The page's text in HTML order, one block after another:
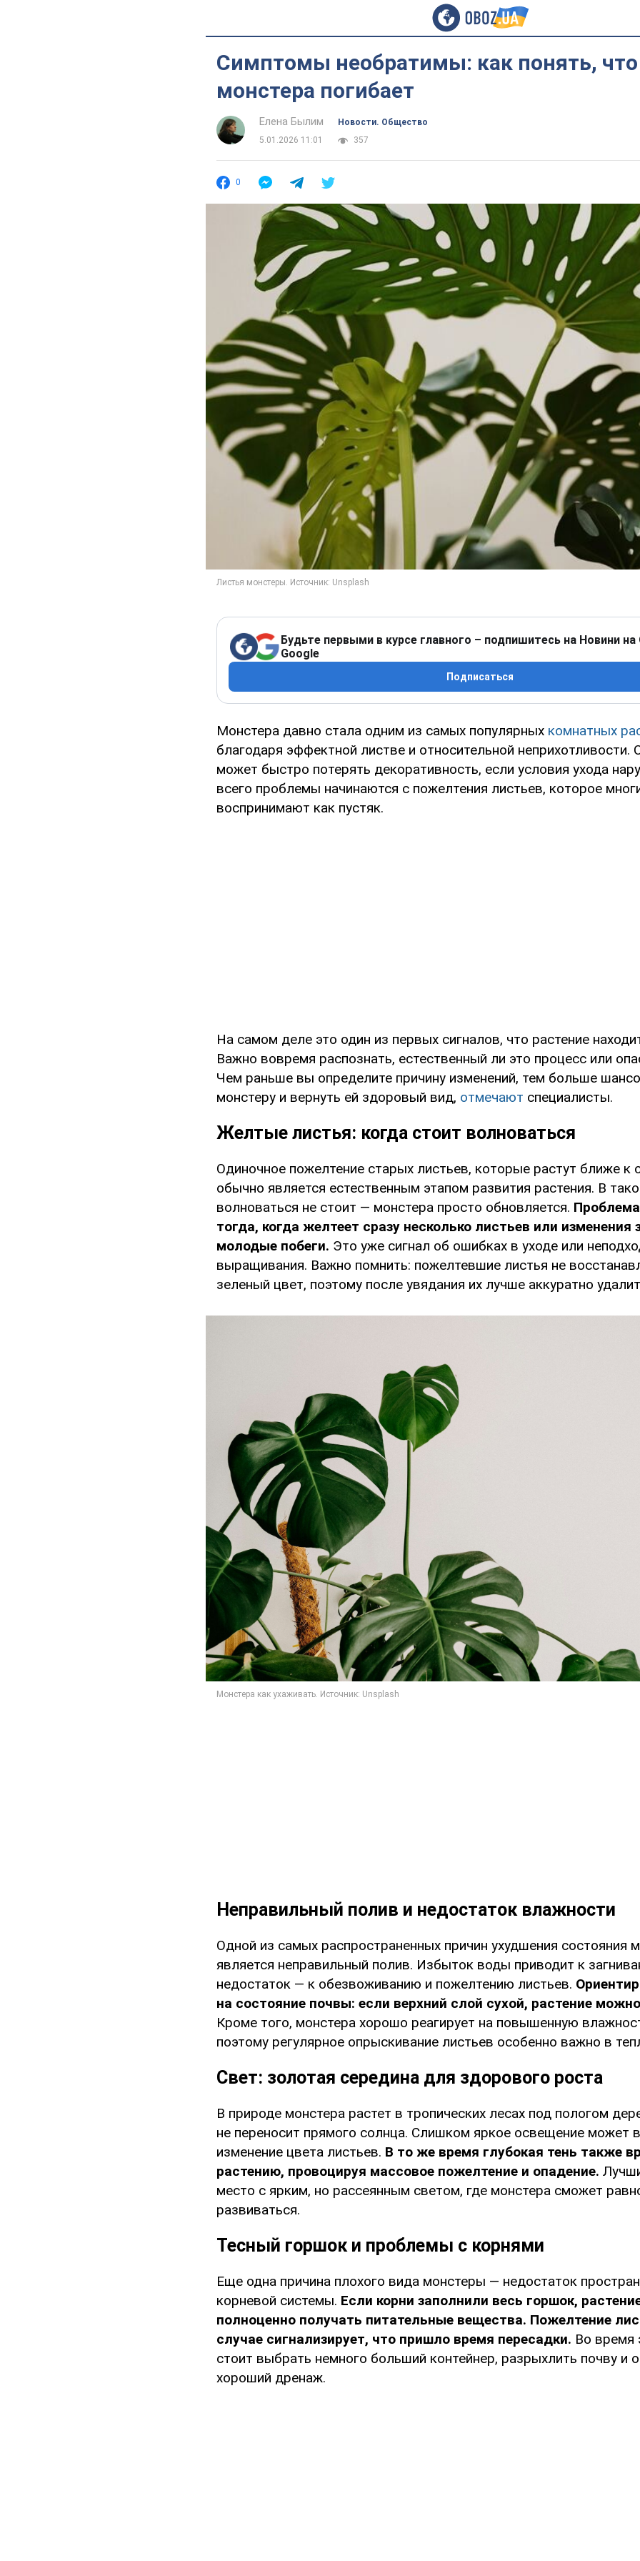
Симптомы необратимы: как понять,
монстера погибает
Елена Былим
Новости. Общество
5.01.2026 11:01
357
0
Будьте первыми в курсе главного – подпишитесь на Новини на
Google
Подписаться
Монстера давно стала одним из самых популярных комнатных
благодаря эффектной листве и относительной
может быстро потерять декоративность, если условия ухода
всего проблемы начинаются с пожелтения листьев, которое
воспринимают как пустяк.
На самом деле это один из первых сигналов, что растение
Важно вовремя распознать, естественный ли это процесс или
Чем раньше вы определите причину изменений, тем больше
монстеру и вернуть ей здоровый вид, отмечают специалисты.
Желтые листья: когда стоит волноваться
Одиночное пожелтение старых листьев, которые растут ближе к
обычно является естественным этапом развития растения. В
волноваться не стоит — монстера просто обновляется.
тогда, когда желтеет сразу несколько листьев или изменения
молодые побеги. Это уже сигнал об ошибках в уходе или
выращивания. Важно помнить: пожелтевшие листья не
зеленый цвет, поэтому после увядания их лучше аккуратно
Неправильный полив и недостаток влажности
Одной из самых распространенных причин ухудшения состояния
является неправильный полив. Избыток воды приводит к
недостаток — к обезвоживанию и пожелтению листьев.
на состояние почвы: если верхний слой сухой, растение
Кроме того, монстера хорошо реагирует на повышенную
поэтому регулярное опрыскивание листьев особенно важно в
Свет: золотая середина для здорового роста
В природе монстера растет в тропических лесах под пологом
не переносит прямого солнца. Слишком яркое освещение может
изменение цвета листьев. В то же время глубокая тень также
растению, провоцируя массовое пожелтение и опадение.
место с ярким, но рассеянным светом, где монстера сможет
развиваться.
Тесный горшок и проблемы с корнями
Еще одна причина плохого вида монстеры — недостаток
корневой системы. Если корни заполнили весь горшок,
полноценно получать питательные вещества. Пожелтение
случае сигнализирует, что пришло время пересадки. Во время
стоит выбрать немного больший контейнер, разрыхлить почву и
хороший дренаж.